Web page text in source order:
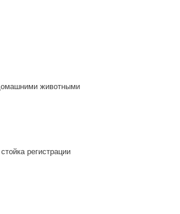
животными
регистрации